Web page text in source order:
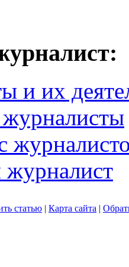
и их
статью | Карта сайта |